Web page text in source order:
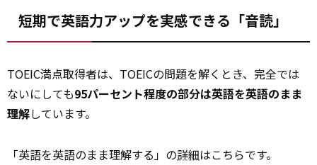
短期で英語力アップを実感できる「音読」
TOEIC満点取得者は、TOEICの問題を解くとき、完全では
ないにしても95パーセント程度の部分は英語を英語のまま
理解しています。
「英語を英語のまま理解する」の詳細はこちらです。